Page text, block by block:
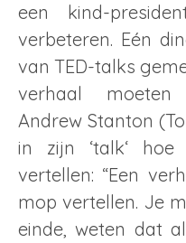
een kind-
verbeteren. Eén
van TED-talks
verhaal moeten
Andrew Stanton
in zijn ‘talk‘
vertellen: “Een
mop vertellen. Je
einde, weten dat